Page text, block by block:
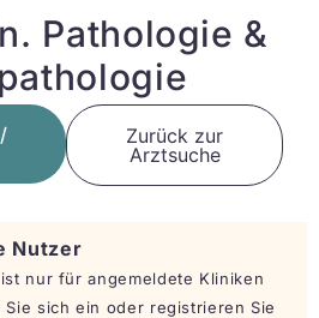
Pathologie &
Zurück zur
Arztsuche
Nutzer
nur für angemeldete Kliniken
sich ein oder registrieren Sie